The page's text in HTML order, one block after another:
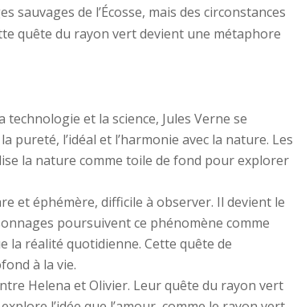
sauvages de l’Écosse, mais des circonstances
quête du rayon vert devient une métaphore
et la science, Jules Verne se
l’idéal et l’harmonie avec la nature. Les
la nature comme toile de fond pour explorer
et éphémère, difficile à observer. Il devient le
poursuivent ce phénomène comme
la réalité quotidienne. Cette quête de
à la vie.
Helena et Olivier. Leur quête du rayon vert